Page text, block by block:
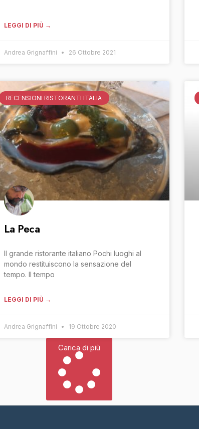
LEGGI DI PIÙ →
Andrea Grignaffini 26 Ottobre 2021
RECENSIONI RISTORANTI ITALIA
La Peca
Il grande ristorante italiano Pochi luoghi al
mondo restituiscono la sensazione del
tempo. Il tempo
LEGGI DI PIÙ →
Andrea Grignaffini 19 Ottobre 2020
Carica di più